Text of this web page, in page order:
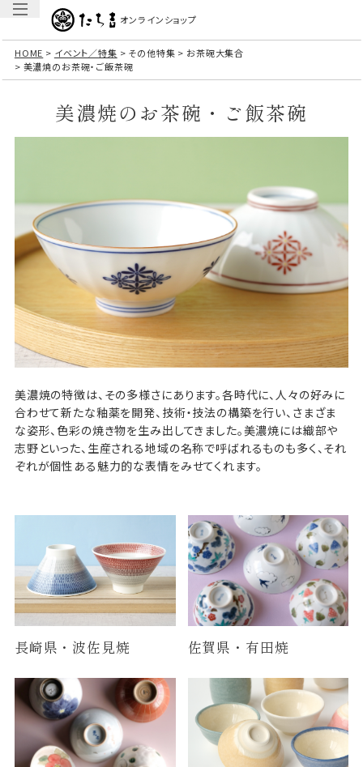
オンラインショップ
HOME イベント／特集 その他特集
お茶碗大集合
美濃焼のお茶碗・ご飯茶碗
美濃焼のお茶碗・ご飯茶碗
美濃焼の特徴は、その多様さにあります。各時代に、人々の好みに
合わせて新たな釉薬を開発、技術・技法の構築を行い、さまざま
な姿形、色彩の焼き物を生み出してきました。美濃焼には織部や
志野といった、生産される地域の名称で呼ばれるものも多く、それ
ぞれが個性ある魅力的な表情をみせてくれます。
長崎県・波佐見焼 佐賀県・有田焼